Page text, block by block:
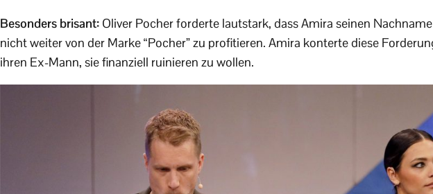
Besonders brisant: Oliver Pocher forderte lautstark, dass Amira seinen
nicht weiter von der Marke “Pocher” zu profitieren. Amira konterte diese
ihren Ex-Mann, sie finanziell ruinieren zu wollen.